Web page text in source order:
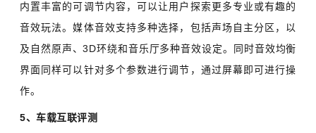
内置丰富的可调节内容，可以让用户探索更多专业或有趣的
音效玩法。媒体音效支持多种选择，包括声场自主分区，以
及自然原声、3D环绕和音乐厅多种音效设定。同时音效均衡
界面同样可以针对多个参数进行调节，通过屏幕即可进行操
作。
5、车载互联评测